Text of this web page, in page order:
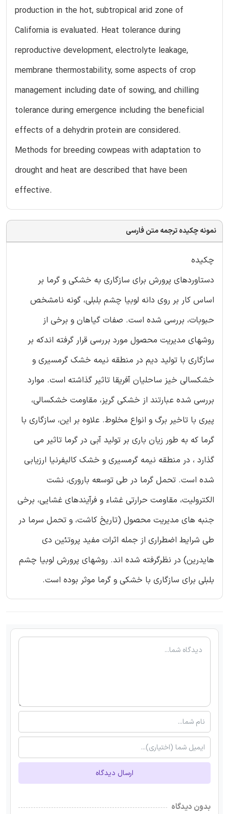
production in the hot, subtropical arid zone of
California is evaluated. Heat tolerance during
reproductive development, electrolyte leakage,
membrane thermostability, some aspects of crop
management including date of sowing, and chilling
tolerance during emergence including the beneficial
effects of a dehydrin protein are considered.
Methods for breeding cowpeas with adaptation to
drought and heat are described that have been
effective.
نمونه چکیده ترجمه متن فارسی
چکیده
دستاوردهای پرورش برای سازگاری به خشکی و گرما بر
اساس کار بر روی دانه لوبیا چشم بلبلی، گونه نامشخص
حبوبات، بررسی شده است. صفات گیاهان و برخی از
روشهای مدیریت محصول مورد بررسی قرار گرفته اندکه بر
سازگاری با تولید دیم در منطقه نیمه خشک گرمسیری و
خشکسالی خیز ساحلیان آفریقا تاثیر گذاشته است. موارد
بررسی شده عبارتند از خشکی گریز، مقاومت خشکسالی،
پیری با تاخیر برگ و انواع مخلوط. علاوه بر این، سازگاری با
گرما که به طور زیان باری بر تولید آبی در گرما تاثیر می
گذارد ، در منطقه نیمه گرمسیری و خشک کالیفرنیا ارزیابی
شده است. تحمل گرما در طی توسعه باروری، نشت
الکترولیت، مقاومت حرارتی غشاء و فرآیندهای غشایی، برخی
جنبه های مدیریت محصول (تاریخ کاشت، و تحمل سرما در
طی شرایط اضطراری از جمله اثرات مفید پروتئین دی
هایدرین) در نظرگرفته شده اند. روشهای پرورش لوبیا چشم
بلبلی برای سازگاری با خشکی و گرما موثر بوده است.
ارسال دیدگاه
بدون دیدگاه